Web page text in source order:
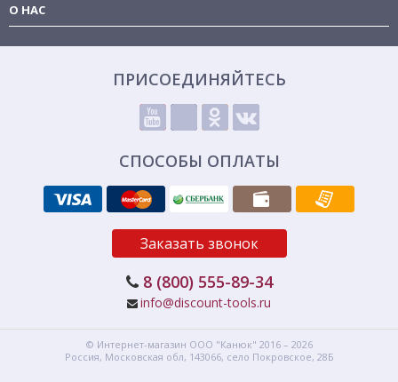
О НАС
ПРИСОЕДИНЯЙТЕСЬ
СПОСОБЫ ОПЛАТЫ
Заказать звонок
8 (800) 555-89-34
info@discount-tools.ru
© Интернет-магазин ООО "Канюк" 2016 – 2026
Россия, Московская обл, 143066, село Покровское, 28Б